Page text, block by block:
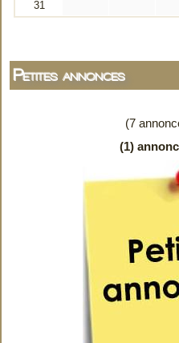
Petites annonces
(7
(1)